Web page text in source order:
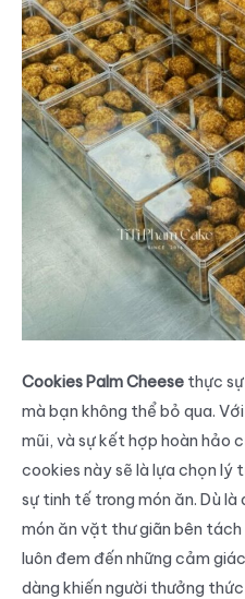
Cookies Palm Cheese thực
mà bạn không thể bỏ qua.
mũi, và sự kết hợp hoàn hảo
cookies này sẽ là lựa chọn lý
sự tinh tế trong món ăn. Dù là
món ăn vặt thư giãn bên tách
luôn đem đến những cảm
dàng khiến người thưởng